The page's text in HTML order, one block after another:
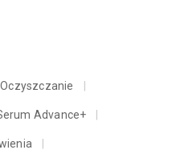
Oczyszczanie
Advance+